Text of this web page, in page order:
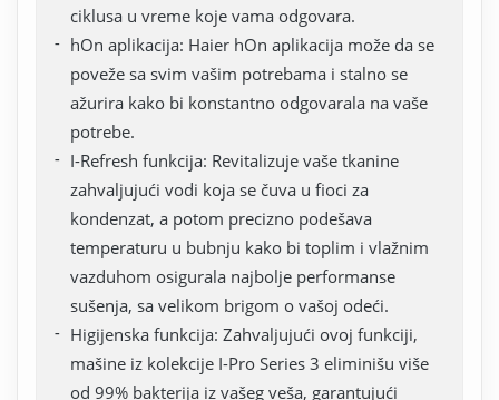
ciklusa u vreme koje vama odgovara.
hOn aplikacija: Haier hOn aplikacija može da se
poveže sa svim vašim potrebama i stalno se
ažurira kako bi konstantno odgovarala na vaše
potrebe.
I-Refresh funkcija: Revitalizuje vaše tkanine
zahvaljujući vodi koja se čuva u fioci za
kondenzat, a potom precizno podešava
temperaturu u bubnju kako bi toplim i vlažnim
vazduhom osigurala najbolje performanse
sušenja, sa velikom brigom o vašoj odeći.
Higijenska funkcija: Zahvaljujući ovoj funkciji,
mašine iz kolekcije I-Pro Series 3 eliminišu više
od 99% bakterija iz vašeg veša, garantujući